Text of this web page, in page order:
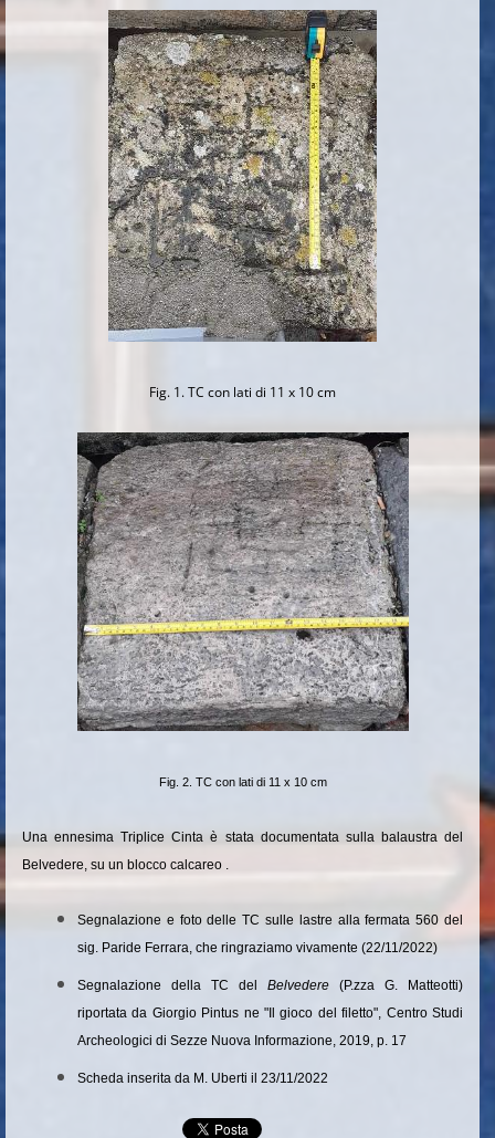
Fig. 1. TC con lati di 11 x 10 cm
Fig. 2. TC con lati di 11 x 10 cm
Una ennesima Triplice Cinta è stata documentata sulla balaustra del
Belvedere, su un blocco calcareo .
Segnalazione e foto delle TC sulle lastre alla fermata 560 del
sig. Paride Ferrara, che ringraziamo vivamente (22/11/2022)
Segnalazione della TC delBelvedere (P.zza G. Matteotti)
riportata da Giorgio Pintus ne "Il gioco del filetto", Centro Studi
Archeologici di Sezze Nuova Informazione, 2019, p. 17
Scheda inserita da M. Uberti il 23/11/2022